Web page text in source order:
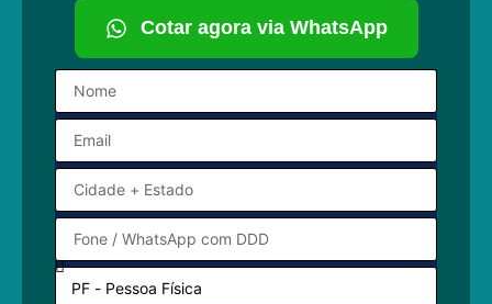
Cotar agora via WhatsApp